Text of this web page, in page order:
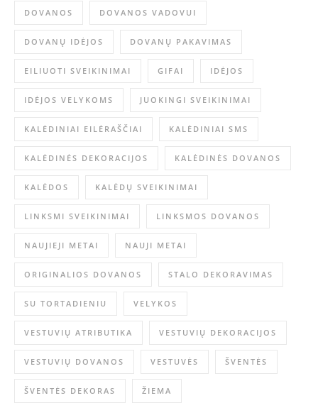
DOVANOS DOVANOS VADOVUI
DOVANŲ IDĖJOS DOVANŲ PAKAVIMAS
EILIUOTI SVEIKINIMAI GIFAI IDĖJOS
IDĖJOS VELYKOMS JUOKINGI SVEIKINIMAI
KALĖDINIAI EILĖRAŠČIAI KALĖDINIAI SMS
KALĖDINĖS DEKORACIJOS KALĖDINĖS DOVANOS
KALĖDOS KALĖDŲ SVEIKINIMAI
LINKSMI SVEIKINIMAI LINKSMOS DOVANOS
NAUJIEJI METAI NAUJI METAI
ORIGINALIOS DOVANOS STALO DEKORAVIMAS
SU TORTADIENIU VELYKOS
VESTUVIŲ ATRIBUTIKA VESTUVIŲ DEKORACIJOS
VESTUVIŲ DOVANOS VESTUVĖS ŠVENTĖS
ŠVENTĖS DEKORAS ŽIEMA